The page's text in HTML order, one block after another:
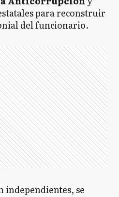
para reconstruir
del funcionario.
independientes, se